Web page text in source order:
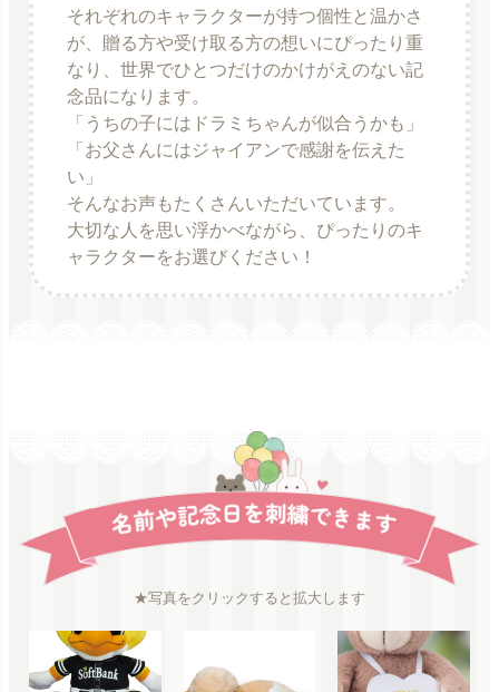
それぞれのキャラクターが持つ個性と温かさ
が、贈る方や受け取る方の想いにぴったり重
なり、世界でひとつだけのかけがえのない記
念品になります。
「うちの子にはドラミちゃんが似合うかも」
「お父さんにはジャイアンで感謝を伝えた
い」
そんなお声もたくさんいただいています。
大切な人を思い浮かべながら、ぴったりのキ
ャラクターをお選びください！
★写真をクリックすると拡大します